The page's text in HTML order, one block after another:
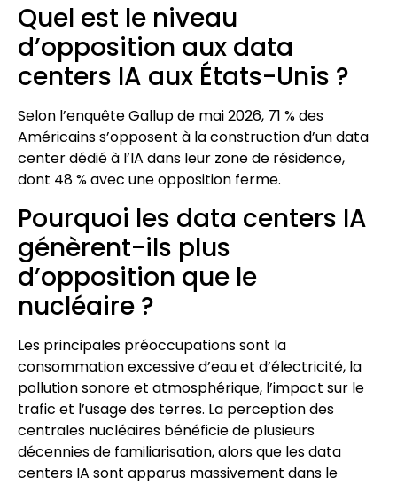
Quel est le niveau
d’opposition aux data
centers IA aux États-Unis ?
Selon l’enquête Gallup de mai 2026, 71 % des
Américains s’opposent à la construction d’un data
center dédié à l’IA dans leur zone de résidence,
dont 48 % avec une opposition ferme.
Pourquoi les data centers IA
génèrent-ils plus
d’opposition que le
nucléaire ?
Les principales préoccupations sont la
consommation excessive d’eau et d’électricité, la
pollution sonore et atmosphérique, l’impact sur le
trafic et l’usage des terres. La perception des
centrales nucléaires bénéficie de plusieurs
décennies de familiarisation, alors que les data
centers IA sont apparus massivement dans le